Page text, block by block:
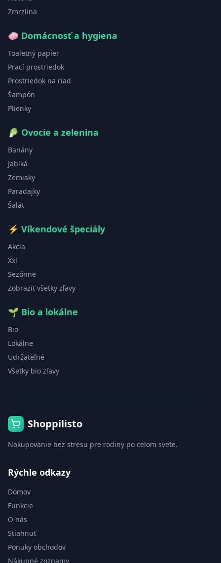
Zmrzlina
🧼 Domácnosť a hygiena
Toaletný papier
Prací prostriedok
Prostriedok na riad
Šampón
Plienky
🥬 Ovocie a zelenina
Banány
Jablká
Zemiaky
Paradajky
Šalát
⚡ Víkendové špeciály
Akcia
Xxl
Sezónne
Zobraziť všetky zľavy
🌱 Bio a lokálne
Bio
Lokálne
Udržateľné
Všetky bio zľavy
Shoppilisto
Nakupovanie bez stresu pre rodiny po celom svete.
Rýchle odkazy
Domov
Funkcie
O nás
Stiahnuť
Ponuky obchodov
Nákupné zoznamy